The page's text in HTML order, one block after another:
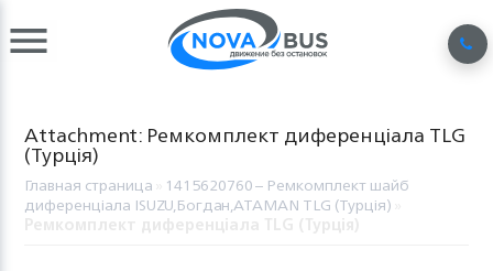
Attachment: Ремкомплект диференціала TLG
(Турція)
Главная страница 1415620760 – Ремкомплект шайб
диференціала ISUZU,Богдан,ATAMAN TLG (Турція)